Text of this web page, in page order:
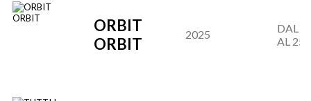
ORBIT
ORBIT
2025
DAL
AL